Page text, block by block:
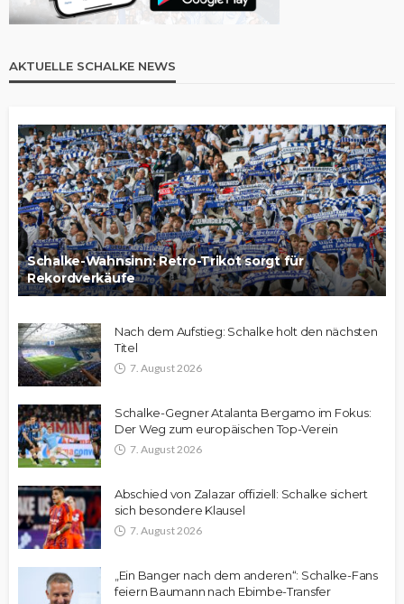
AKTUELLE SCHALKE NEWS
Schalke-Wahnsinn: Retro-Trikot sorgt für
Rekordverkäufe
Nach dem Aufstieg: Schalke holt den nächsten
Titel
7. August 2026
Schalke-Gegner Atalanta Bergamo im Fokus:
Der Weg zum europäischen Top-Verein
7. August 2026
Abschied von Zalazar offiziell: Schalke sichert
sich besondere Klausel
7. August 2026
„Ein Banger nach dem anderen“: Schalke-Fans
feiern Baumann nach Ebimbe-Transfer